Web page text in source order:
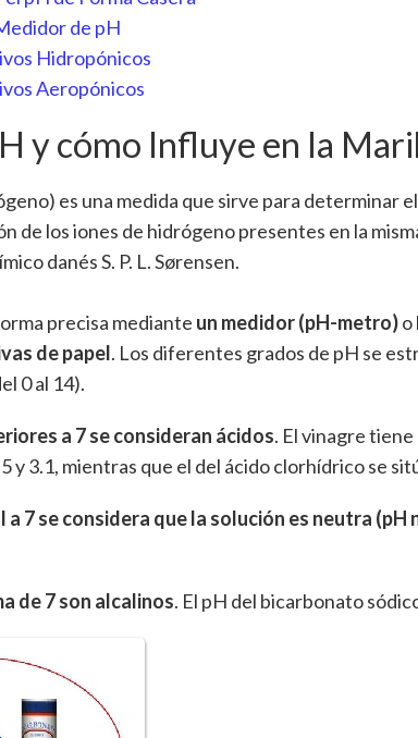
de pH
Hidropónicos
Aeropónicos
y cómo Influye en la
es una medida que sirve para determinar el
de los iones de hidrógeno presentes en la
danés S. P. L. Sørensen.
precisa mediante un medidor (pH-metro)o
de papel. Los diferentes grados de pH se
0 al 14).
a 7 se consideran ácidos. El vinagre
y 3.1, mientras que el del ácido clorhídrico se
a 7 se considera que la solución es neutra (pH
de 7 son alcalinos. El pH del bicarbonato